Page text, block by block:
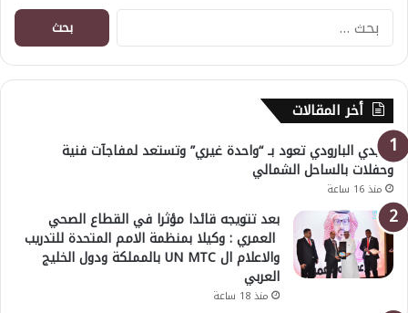
البحث
عن:
أخر المقالات
هايدي البارودي تعود بـ “واحدة غيري” وتستعد لمفاجآت فنية
وحفلات بالساحل الشمالي
منذ 16 ساعة
بعد تتويجه قائدا مؤثرا في القطاع الصحي
العمري : وكيلا بمنظمة الامم المتحدة للتدريب
والاعلام ال UN MTC بالمملكة ودول الخليج
العربي
منذ 18 ساعة